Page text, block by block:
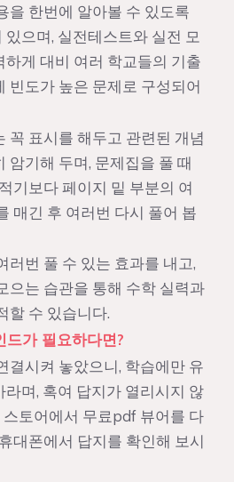
을 한번에 알아볼 수 있도록
으며, 실전테스트와 실전 모
게 대비 여러 학교들의 기출
빈도가 높은 문제로 구성되어
꼭 표시를 해두고 관련된 개념
암기해 두며, 문제집을 풀 때
기보다 페이지 밑 부분의 여
매긴 후 여러번 다시 풀어 봅
러번 풀 수 있는 효과를 내고,
으는 습관을 통해 수학 실력과
할 수 있습니다.
드가 필요하다면?
결시켜 놓았으니, 학습에만 유
며, 혹여 답지가 열리시지 않
스토어에서 무료pdf 뷰어를 다
대폰에서 답지를 확인해 보시